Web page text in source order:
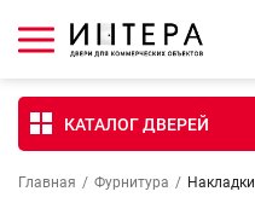
КАТАЛОГ ДВЕРЕЙ
Главная / Фурнитура / Накладки